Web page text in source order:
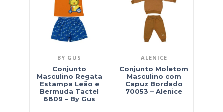
BY GUS
Conjunto
Masculino Regata
Estampa Leão e
Bermuda Tactel
6809 – By Gus
ALENICE
Conjunto Moletom
Masculino com
Capuz Bordado
70053 – Alenice